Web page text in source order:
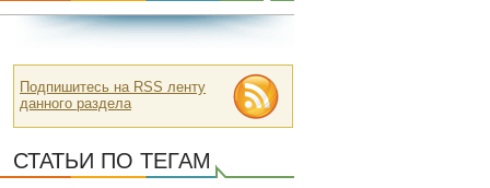
Подпишитесь на RSS ленту
данного раздела
СТАТЬИ ПО ТЕГАМ